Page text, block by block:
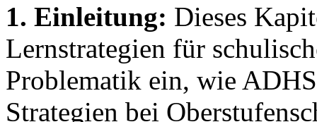
1. Einleitung: Dieses
Lernstrategien für
Problematik ein, wie
Strategien bei